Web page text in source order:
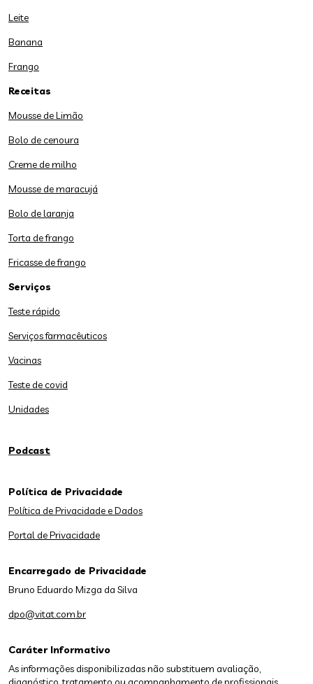
Leite
Banana
Frango
Receitas
Mousse de Limão
Bolo de cenoura
Creme de milho
Mousse de maracujá
Bolo de laranja
Torta de frango
Fricasse de frango
Serviços
Teste rápido
Serviços farmacêuticos
Vacinas
Teste de covid
Unidades
Podcast
Caráter Informativo
As informações disponibilizadas não substituem avaliação,
Política de Privacidade
Política de Privacidade e Dados
Portal de Privacidade
Encarregado de Privacidade
Bruno Eduardo Mizga da Silva
dpo@vitat.com.br